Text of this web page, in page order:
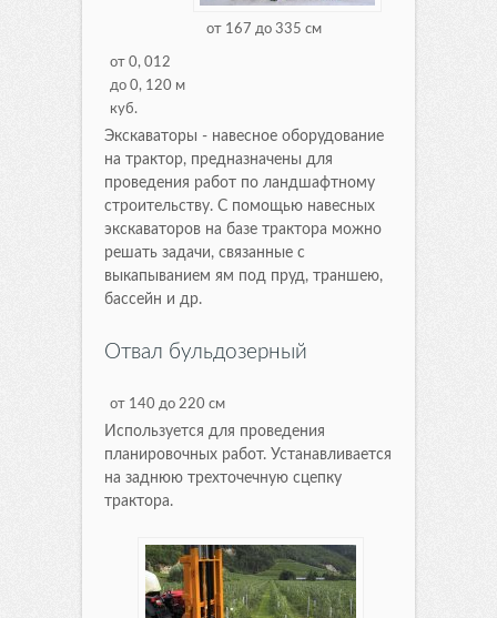
от 167 до 335 см
от 0, 012
до 0, 120 м
куб.
Экскаваторы - навесное оборудование
на трактор, предназначены для
проведения работ по ландшафтному
строительству. С помощью навесных
экскаваторов на базе трактора можно
решать задачи, связанные с
выкапыванием ям под пруд, траншею,
бассейн и др.
Отвал бульдозерный
от 140 до 220 см
Используется для проведения
планировочных работ. Устанавливается
на заднюю трехточечную сцепку
трактора.